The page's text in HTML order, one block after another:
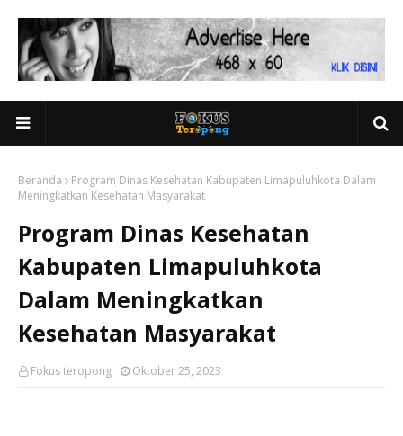
Beranda
Program Dinas Kesehatan Kabupaten Limapuluhkota Dalam
Meningkatkan Kesehatan Masyarakat
Program Dinas Kesehatan
Kabupaten Limapuluhkota
Dalam Meningkatkan
Kesehatan Masyarakat
Fokus teropong Oktober 25, 2023